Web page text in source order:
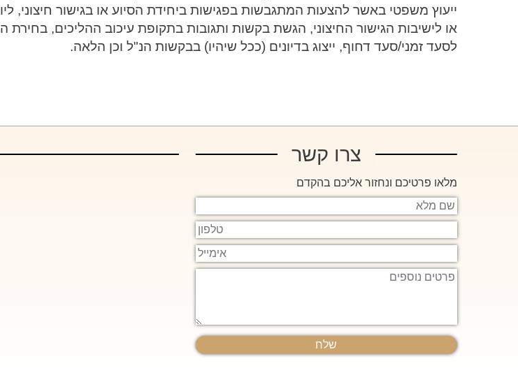
ייעוץ משפטי באשר להצעות המתגבשות בפגישות ביחידת הסיוע או בגישור חיצוני,
או לישיבות הגישור החיצוני, הגשת בקשות ותגובות בתקופת עיכוב ההליכים,
לסעד זמני/סעד דחוף, ייצוג בדיונים (ככל שיהיו) בבקשות הנ"ל וכן הלאה.
צרו קשר
מלאו פרטיכם ונחזור אליכם בהקדם
שם
מלא
פרטים